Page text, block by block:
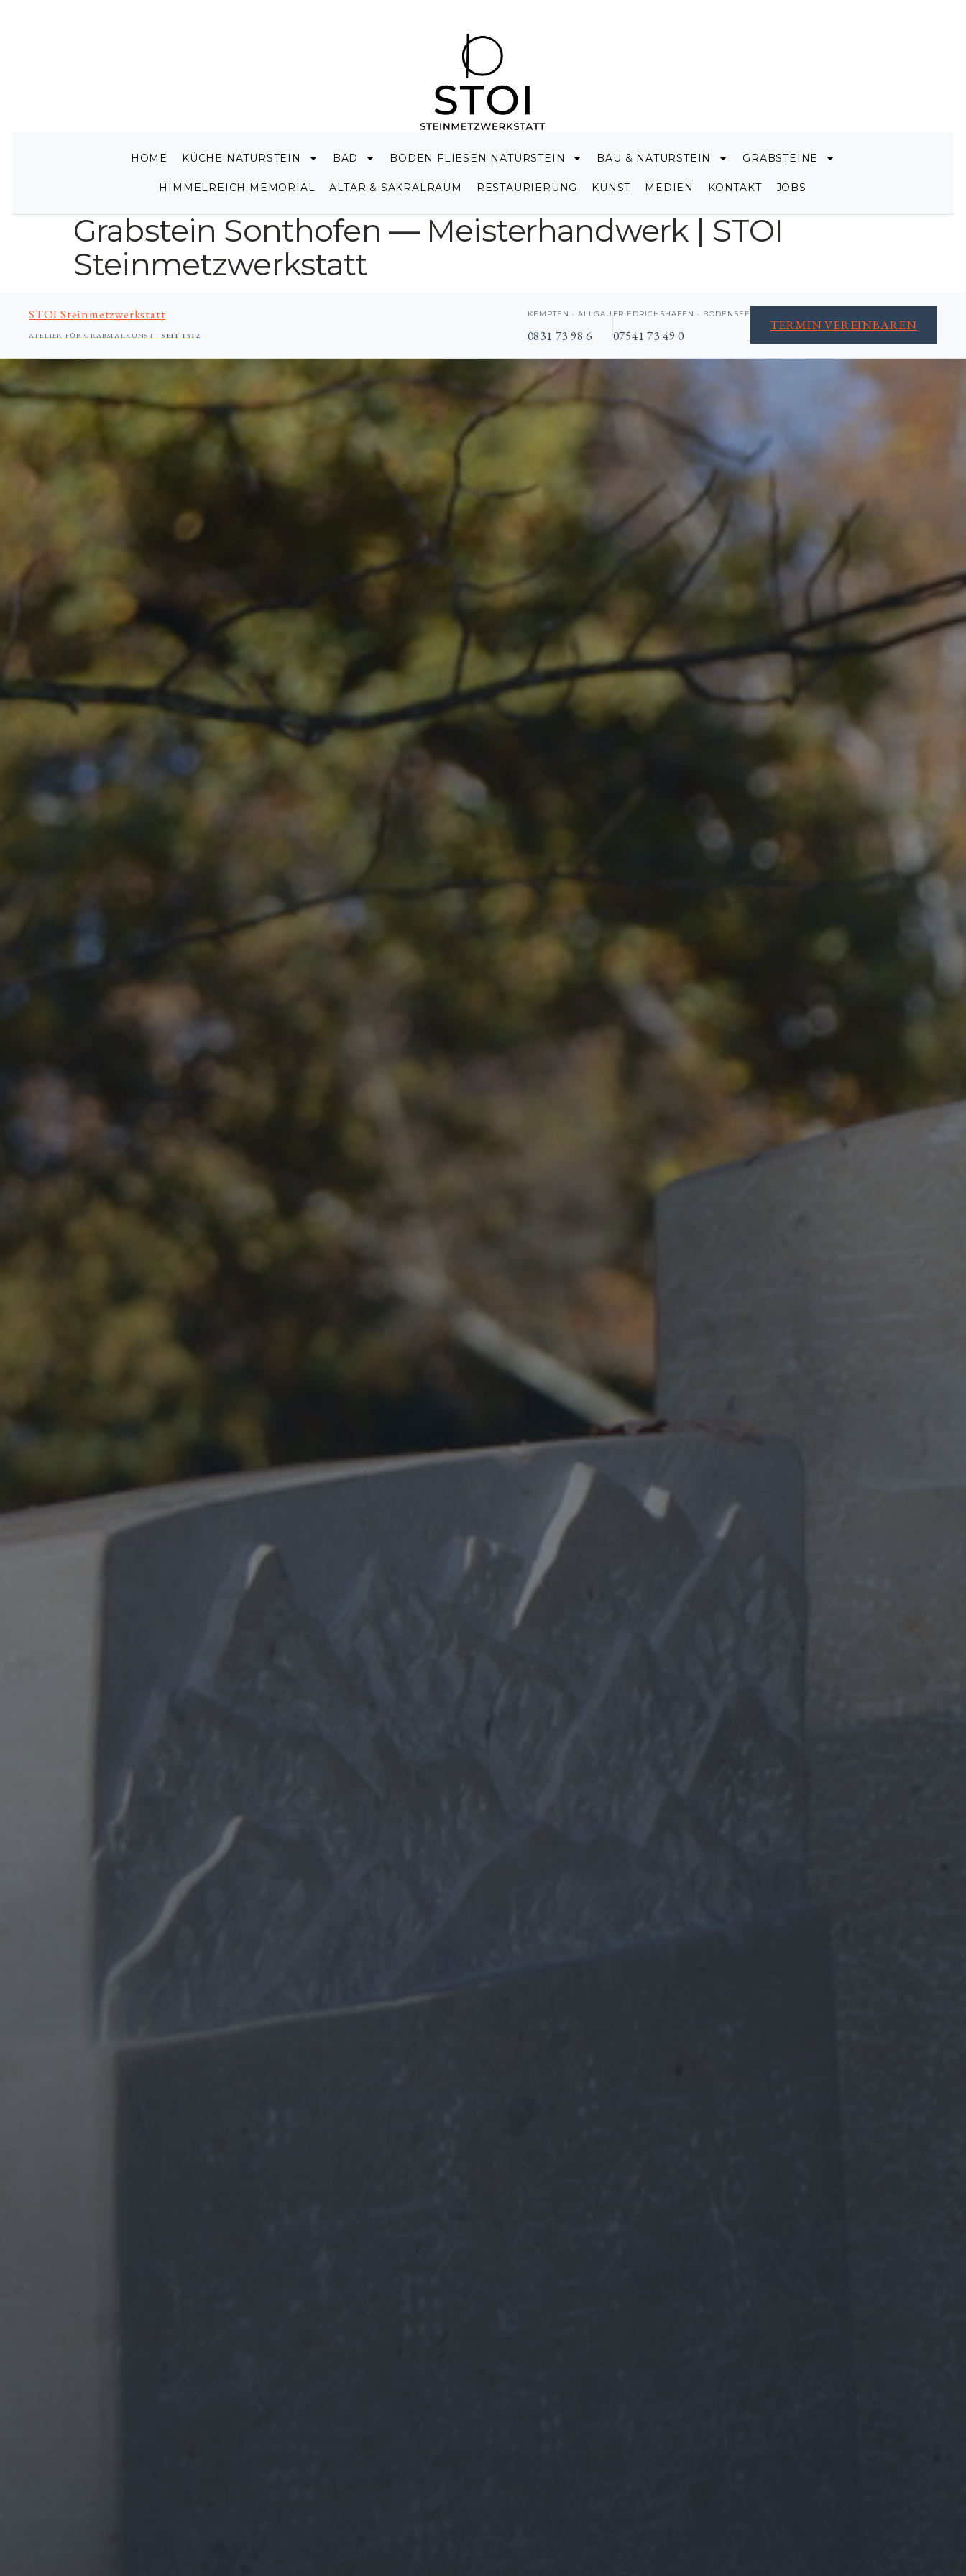
HOME KÜCHE NATURSTEIN BAD BODEN FLIESEN NATURSTEIN BAU & NATURSTEIN GRABSTEINE
HIMMELREICH MEMORIAL ALTAR & SAKRALRAUM RESTAURIERUNG KUNST MEDIEN KONTAKT JOBS
Grabstein Sonthofen — Meisterhandwerk | STOI
Steinmetzwerkstatt
STOI Steinmetzwerkstatt
ATELIER FÜR GRABMALKUNST ·SEIT 1912
KEMPTEN · ALLGÄU
0831 73 98 6
FRIEDRICHSHAFEN · BODENSEE
07541 73 49 0
TERMIN VEREINBAREN